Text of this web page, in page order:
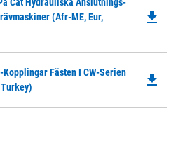
Cat Hydrauliska Anslutnings-
(Afr-ME, Eur,
file_download
Fästen I CW-Serien
file_download